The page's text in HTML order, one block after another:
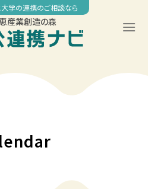
学の連携のご相談なら
産業創造の森